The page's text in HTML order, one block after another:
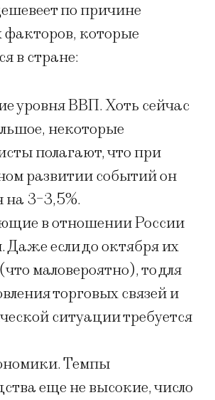
по причине
факторов, которые
в стране:
уровня ВВП. Хоть сейчас
некоторые
полагают, что при
развитии событий он
на 3-3,5%.
в отношении России
Даже если до октября их
маловероятно), то для
торговых связей и
ситуации требуется
Темпы
еще не высокие, число